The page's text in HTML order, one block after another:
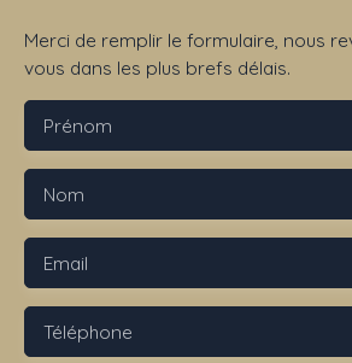
Merci de remplir le formulaire, nous
vous dans les plus brefs délais.
Prénom
Nom
Email
Téléphone